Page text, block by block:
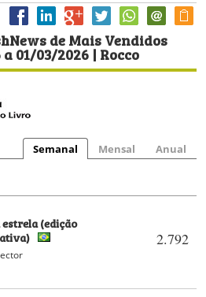
de Mais Vendidos
01/03/2026 | Rocco
Semanal Mensal Anual
2.792
(edição